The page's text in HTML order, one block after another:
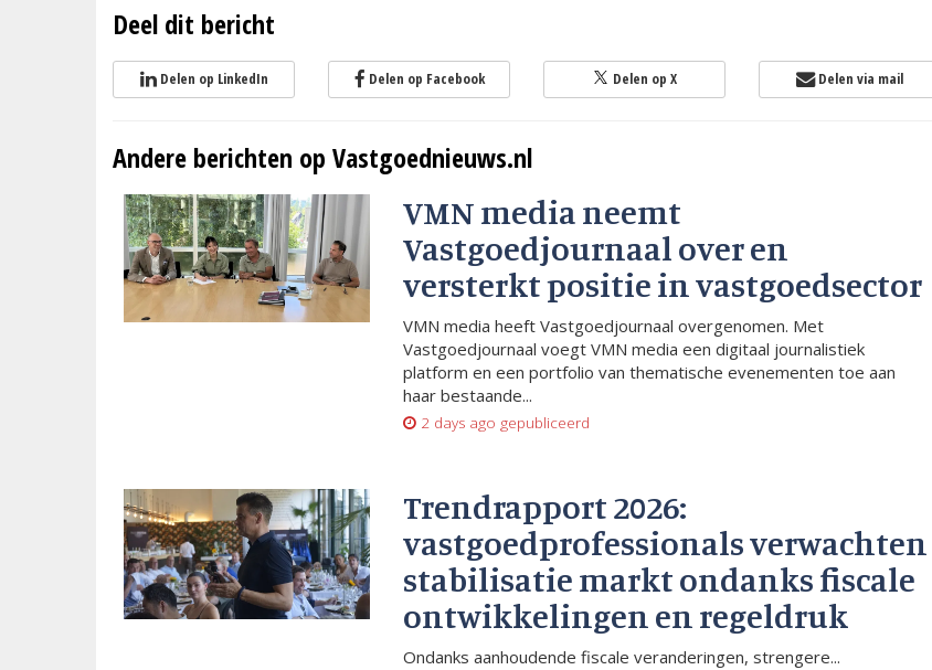
Deel dit bericht
Delen op LinkedIn Delen op Facebook Delen op X Delen via mail
Andere berichten op Vastgoednieuws.nl
VMN media neemt
Vastgoedjournaal over en
versterkt positie in vastgoedsector
VMN media heeft Vastgoedjournaal overgenomen. Met
Vastgoedjournaal voegt VMN media een digitaal journalistiek
platform en een portfolio van thematische evenementen toe aan
haar bestaande...
2 days ago gepubliceerd
Trendrapport 2026:
vastgoedprofessionals verwachten
stabilisatie markt ondanks fiscale
ontwikkelingen en regeldruk
Ondanks aanhoudende fiscale veranderingen, strengere...